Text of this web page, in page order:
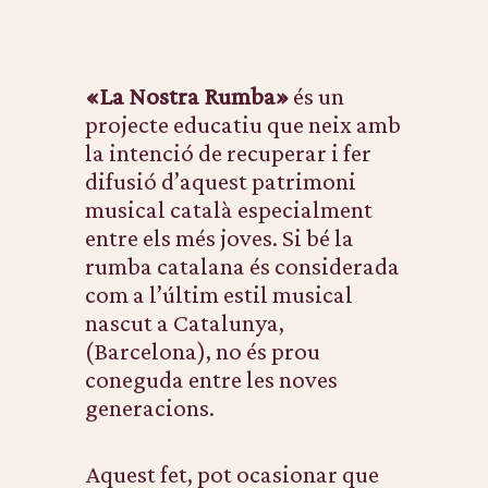
«La Nostra Rumba»és un
projecte educatiu que neix amb
la intenció de recuperar i fer
difusió d’aquest patrimoni
musical català especialment
entre els més joves. Si bé la
rumba catalana és considerada
com a l’últim estil musical
nascut a Catalunya,
(Barcelona), no és prou
coneguda entre les noves
generacions.
Aquest fet, pot ocasionar que